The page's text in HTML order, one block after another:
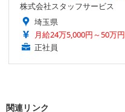
株式会社スタッフサービス
埼玉県
月給24万5,000円～50万円
正社員
関連リンク